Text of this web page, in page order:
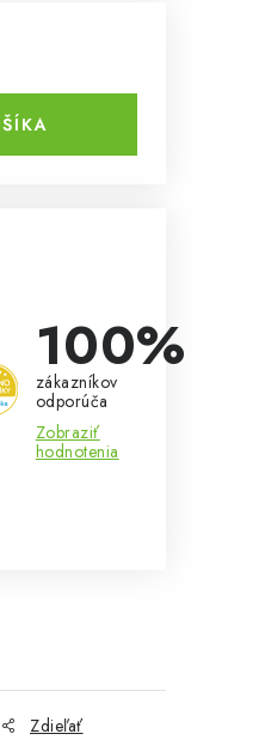
100%
zákazníkov
odporúča
Zobraziť
hodnotenia
Zdieľať